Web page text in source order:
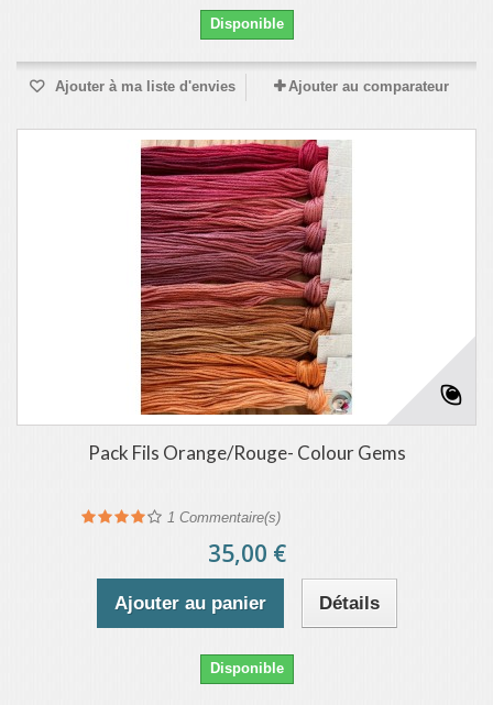
Disponible
Ajouter à ma liste d'envies Ajouter au comparateur
Pack Fils Orange/Rouge- Colour Gems
1 Commentaire(s)
35,00 €
Ajouter au panier Détails
Disponible